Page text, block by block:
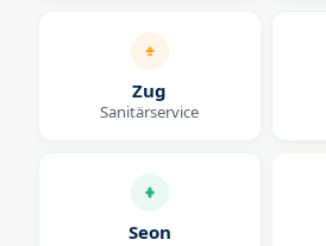
Zug
Sanitärservice
Seon